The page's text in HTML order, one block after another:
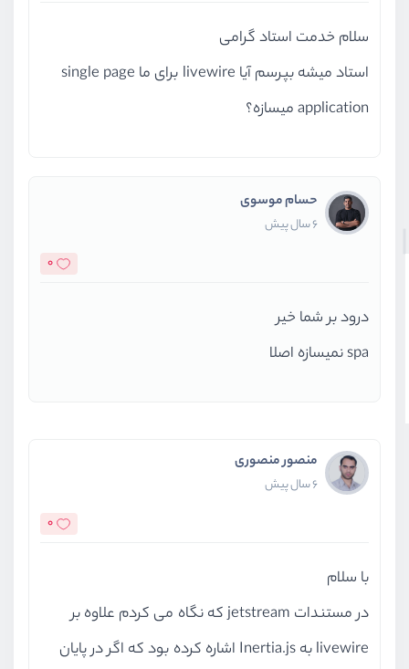
سلام خدمت استاد گرامی
استاد میشه بپرسم آیا livewire برای ما single page
application میسازه؟
حسام موسوی
6 سال پیش
0
درود بر شما خیر
spa نمیسازه اصلا
منصور منصوری
6 سال پیش
0
با سلام
در مستندات jetstream که نگاه می کردم علاوه بر
livewire به Inertia.js اشاره کرده بود که اگر در پایان